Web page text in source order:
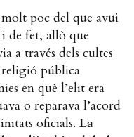
poc del que avui
de fet, allò que
a través dels cultes
religió pública
en què l’elit era
o reparava l’acord
oficials. La